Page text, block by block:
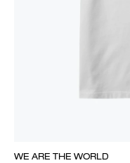
WE ARE THE WORLD